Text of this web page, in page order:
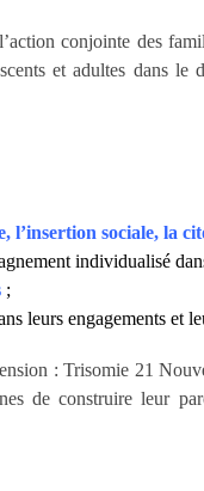
conjointe des
et adultes dans
l’insertion sociale, la
individualisé
;
leurs engagements et
: Trisomie 21
de construire leur